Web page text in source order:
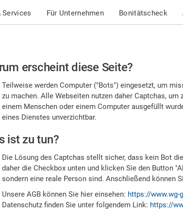
Services Für Unternehmen Bonitätscheck
erscheint diese Seite?
Teilweise werden Computer ("Bots") eingesetzt, um
zu machen. Alle Webseiten nutzen daher Captchas,
einem Menschen oder einem Computer ausgefüllt
eines Dienstes unverzichtbar.
ist zu tun?
Die Lösung des Captchas stellt sicher, dass kein Bot
daher die Checkbox unten und klicken Sie den Button
sondern eine reale Person sind. Anschließend können
Unsere AGB können Sie hier einsehen: https://www.wg-
Datenschutz finden Sie unter folgendem Link: https://